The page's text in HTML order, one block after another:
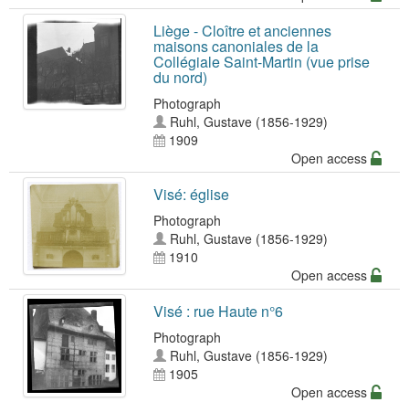
Liège - Cloître et anciennes
maisons canoniales de la
Collégiale Saint-Martin (vue prise
du nord)
Photograph
Ruhl, Gustave (1856-1929)
1909
Open access
Visé: église
Photograph
Ruhl, Gustave (1856-1929)
1910
Open access
Visé : rue Haute n°6
Photograph
Ruhl, Gustave (1856-1929)
1905
Open access